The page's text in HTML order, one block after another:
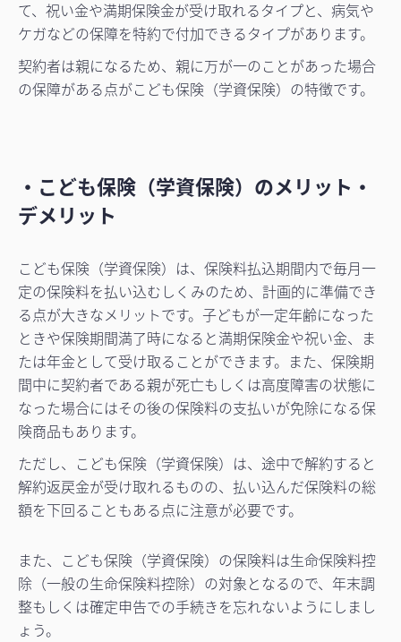
て、祝い金や満期保険金が受け取れるタイプと、病気や
ケガなどの保障を特約で付加できるタイプがあります。
契約者は親になるため、親に万が一のことがあった場合
の保障がある点がこども保険（学資保険）の特徴です。
・こども保険（学資保険）のメリット・
デメリット
こども保険（学資保険）は、保険料払込期間内で毎月一
定の保険料を払い込むしくみのため、計画的に準備でき
る点が大きなメリットです。子どもが一定年齢になった
ときや保険期間満了時になると満期保険金や祝い金、ま
たは年金として受け取ることができます。また、保険期
間中に契約者である親が死亡もしくは高度障害の状態に
なった場合にはその後の保険料の支払いが免除になる保
険商品もあります。
ただし、こども保険（学資保険）は、途中で解約すると
解約返戻金が受け取れるものの、払い込んだ保険料の総
額を下回ることもある点に注意が必要です。
また、こども保険（学資保険）の保険料は生命保険料控
除（一般の生命保険料控除）の対象となるので、年末調
整もしくは確定申告での手続きを忘れないようにしまし
ょう。